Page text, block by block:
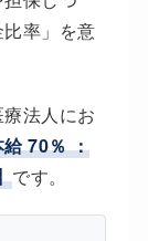
率」を意
法人にお
70％ ：
です。